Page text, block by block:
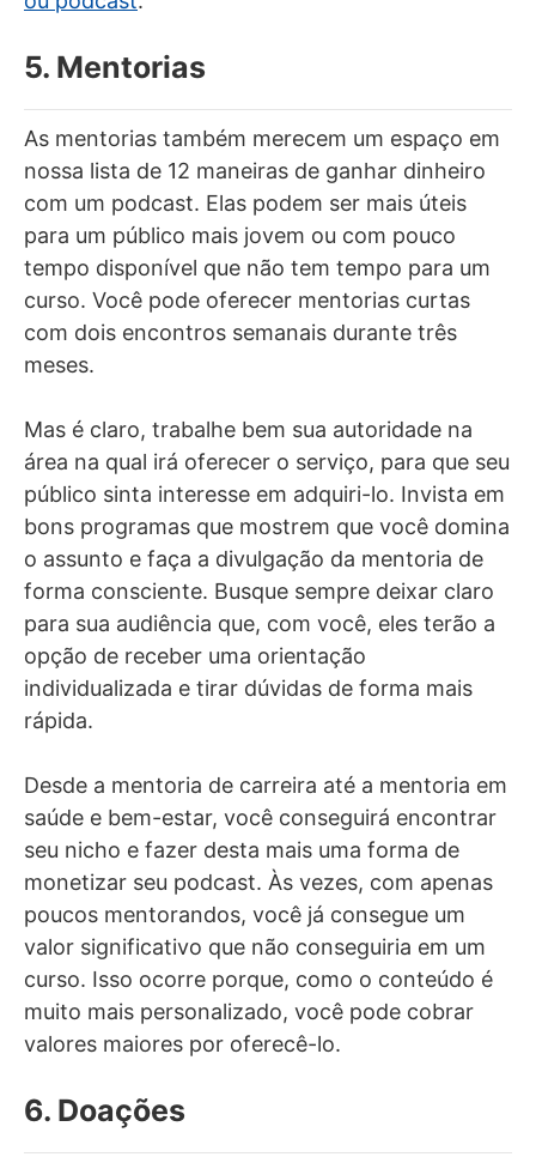
5. Mentorias
As mentorias também merecem um espaço em
nossa lista de 12 maneiras de ganhar dinheiro
com um podcast. Elas podem ser mais úteis
para um público mais jovem ou com pouco
tempo disponível que não tem tempo para um
curso. Você pode oferecer mentorias curtas
com dois encontros semanais durante três
meses.
Mas é claro, trabalhe bem sua autoridade na
área na qual irá oferecer o serviço, para que seu
público sinta interesse em adquiri-lo. Invista em
bons programas que mostrem que você domina
o assunto e faça a divulgação da mentoria de
forma consciente. Busque sempre deixar claro
para sua audiência que, com você, eles terão a
opção de receber uma orientação
individualizada e tirar dúvidas de forma mais
rápida.
Desde a mentoria de carreira até a mentoria em
saúde e bem-estar, você conseguirá encontrar
seu nicho e fazer desta mais uma forma de
monetizar seu podcast. Às vezes, com apenas
poucos mentorandos, você já consegue um
valor significativo que não conseguiria em um
curso. Isso ocorre porque, como o conteúdo é
muito mais personalizado, você pode cobrar
valores maiores por oferecê-lo.
6. Doações